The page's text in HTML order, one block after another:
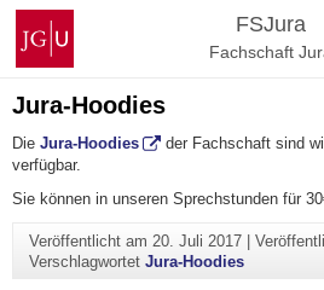
Zum
Inhalt
springen
Johannes
Gutenberg-
Universität
Mainz
FSJura
Fachschaft
Jura-Hoodies
Die Jura-Hoodies
der Fachschaft sind
verfügbar.
Sie können in unseren Sprechstunden für
Veröffentlicht am 20. Juli 2017|
Verschlagwortet Jura-Hoodies